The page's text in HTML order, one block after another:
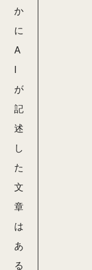
か
に
A
I
が
記
述
し
た
文
章
は
あ
る